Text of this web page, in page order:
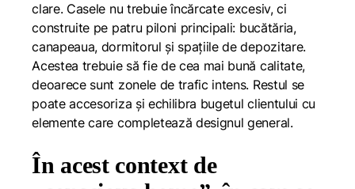
clare. Casele nu trebuie încărcate excesiv, ci
construite pe patru piloni principali: bucătăria,
canapeaua, dormitorul și spațiile de depozitare.
Acestea trebuie să fie de cea mai bună calitate,
deoarece sunt zonele de trafic intens. Restul se
poate accesoriza și echilibra bugetul clientului cu
elemente care completează designul general.
În acest context de